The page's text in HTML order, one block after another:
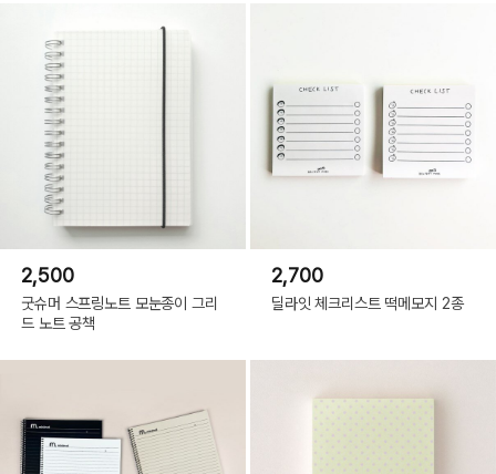
2,500
굿슈머 스프링노트 모눈종이 그리
드 노트 공책
2,700
딜라잇 체크리스트 떡메모지 2종